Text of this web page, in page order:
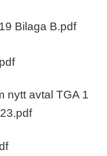
Bilaga B.pdf
nytt avtal TGA 1